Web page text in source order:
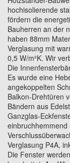
hochisolierende
fördern die
Bauherren an der
haben 88mm
Verglasung mit
0,5 W/m²K. Wir
Die
Es wurde eine
angekoppelten
Balkon-Drehtüren
Bändern aus
Ganzglas-
Verglasung P4A,
Die Fenster